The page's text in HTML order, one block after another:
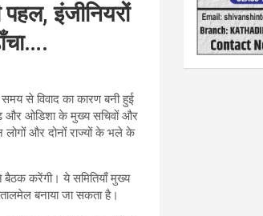
इंजीनियरों
से विवाद का कारण बनी हुई
और ओडिशा के मुख्य सचिवों और
लोगों और दोनों राज्यों के भले के
बैठक करेंगी। ये समितियाँ मुख्य
बनाया जा सकता है।